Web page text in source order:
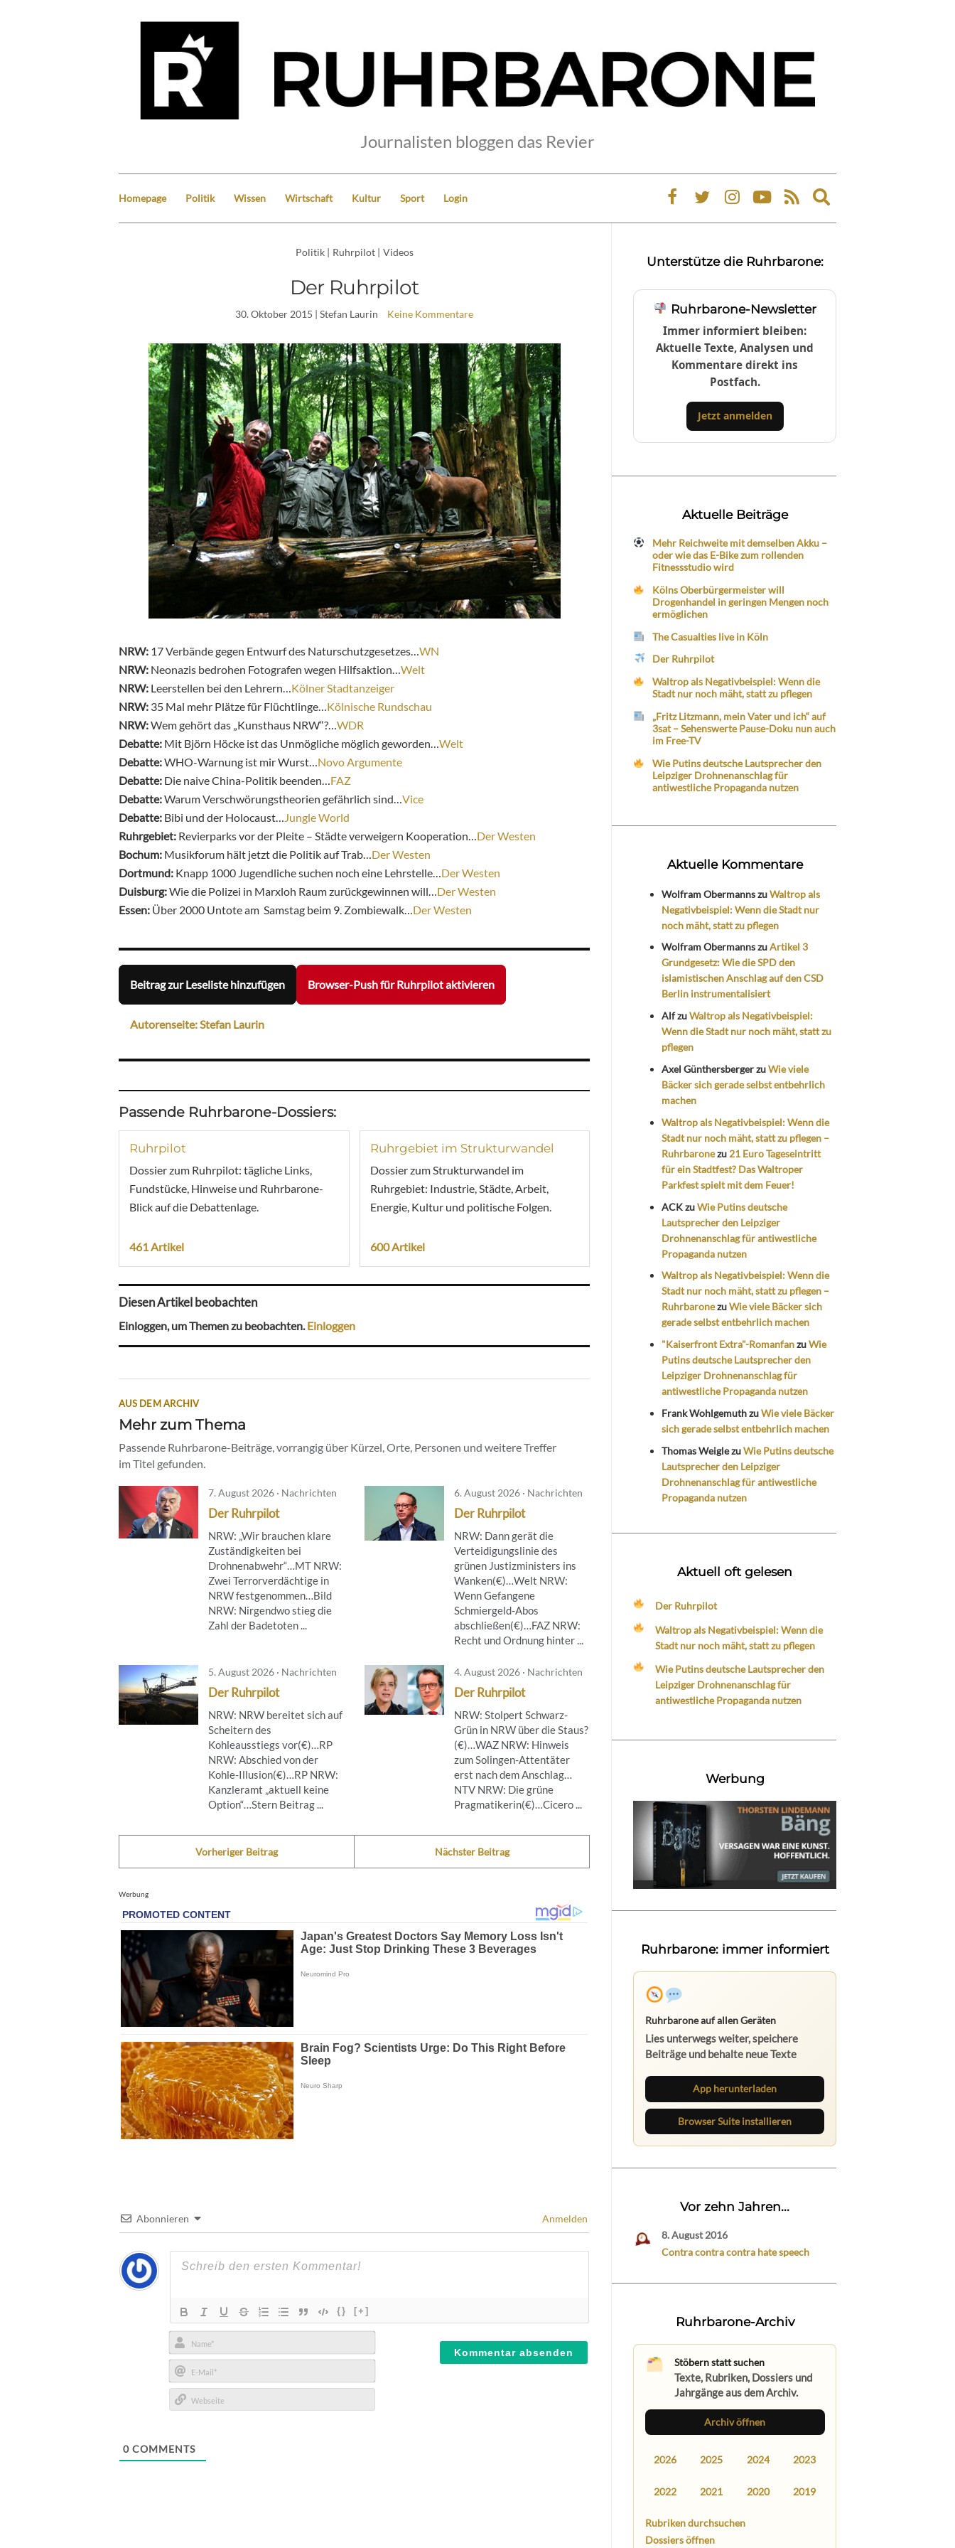
Journalisten bloggen das Revier
Homepage Politik Wissen Wirtschaft Kultur Sport Login
Expand
search
Politik | Ruhrpilot | Videos
Der Ruhrpilot
30. Oktober 2015 | Stefan Laurin Keine Kommentare
NRW: 17 Verbände gegen Entwurf des Naturschutzgesetzes… WN
NRW: Neonazis bedrohen Fotografen wegen Hilfsaktion… Welt
NRW: Leerstellen bei den Lehrern… Kölner Stadtanzeiger
NRW: 35 Mal mehr Plätze für Flüchtlinge… Kölnische Rundschau
NRW:Wem gehört das „Kunsthaus NRW“?… WDR
Debatte: Mit Björn Höcke ist das Unmögliche möglich geworden… Welt
Debatte:WHO-Warnung ist mir Wurst… Novo Argumente
Debatte: Die naive China-Politik beenden… FAZ
Debatte:Warum Verschwörungstheorien gefährlich sind… Vice
Debatte: Bibi und der ­Holocaust…
Jungle World
Ruhrgebiet: Revierparks vor der Pleite – Städte verweigern Kooperation… Der Westen
Bochum: Musikforum hält jetzt die Politik auf Trab… Der Westen
Dortmund: Knapp 1000 Jugendliche suchen noch eine Lehrstelle… Der Westen
Duisburg:Wie die Polizei in Marxloh Raum zurückgewinnen will… Der Westen
Essen: Über 2000 Untote am Samstag beim 9. Zombiewalk… Der Westen
Beitrag zur Leseliste hinzufügen Browser-Push für Ruhrpilot aktivieren
Autorenseite: Stefan Laurin
Passende Ruhrbarone-Dossiers:
Ruhrpilot
Dossier zum Ruhrpilot: tägliche Links,
Fundstücke, Hinweise und Ruhrbarone-
Blick auf die Debattenlage.
461 Artikel
Ruhrgebiet im Strukturwandel
Dossier zum Strukturwandel im
Ruhrgebiet: Industrie, Städte, Arbeit,
Energie, Kultur und politische Folgen.
600 Artikel
Diesen Artikel beobachten
Einloggen, um Themen zu beobachten.Einloggen
AUS DEM ARCHIV
Mehr zum Thema
Passende Ruhrbarone-Beiträge, vorrangig über Kürzel, Orte, Personen und weitere Treffer
im Titel gefunden.
7. August 2026 · Nachrichten
Der Ruhrpilot
NRW: „Wir brauchen klare
Zuständigkeiten bei
Drohnenabwehr“…MT NRW:
Zwei Terrorverdächtige in
NRW festgenommen…Bild
NRW: Nirgendwo stieg die
Zahl der Badetoten ...
6. August 2026 · Nachrichten
Der Ruhrpilot
NRW: Dann gerät die
Verteidigungslinie des
grünen Justizministers ins
Wanken(€)…Welt NRW:
Wenn Gefangene
Schmiergeld-Abos
abschließen(€)…FAZ NRW:
Recht und Ordnung hinter ...
5. August 2026 · Nachrichten
Der Ruhrpilot
NRW: NRW bereitet sich auf
Scheitern des
Kohleausstiegs vor(€)…RP
NRW: Abschied von der
Kohle-Illusion(€)…RP NRW:
Kanzleramt „aktuell keine
Option“…Stern Beitrag ...
4. August 2026 · Nachrichten
Der Ruhrpilot
NRW: Stolpert Schwarz-
Grün in NRW über die Staus?
(€)…WAZ NRW: Hinweis
zum Solingen-Attentäter
erst nach dem Anschlag…
NTV NRW: Die grüne
Pragmatikerin(€)…Cicero ...
Vorheriger Beitrag Nächster Beitrag
Werbung
Abonnieren Anmelden
{} [+]
Name*
E-
Mail*
0 COMMENTS
Unterstütze die Ruhrbarone:
Ruhrbarone-Newsletter
Immer informiert bleiben:
Aktuelle Texte, Analysen und
Kommentare direkt ins
Postfach.
Jetzt anmelden
Aktuelle Beiträge
Mehr Reichweite mit demselben Akku –
oder wie das E-Bike zum rollenden
Fitnessstudio wird
Kölns Oberbürgermeister will
Drogenhandel in geringen Mengen noch
ermöglichen
The Casualties live in Köln
Der Ruhrpilot
Waltrop als Negativbeispiel: Wenn die
Stadt nur noch mäht, statt zu pflegen
„Fritz Litzmann, mein Vater und ich“ auf
3sat – Sehenswerte Pause-Doku nun auch
im Free-TV
Wie Putins deutsche Lautsprecher den
Leipziger Drohnenanschlag für
antiwestliche Propaganda nutzen
Aktuelle Kommentare
Wolfram ObermannszuWaltrop als
Negativbeispiel: Wenn die Stadt nur
noch mäht, statt zu pflegen
Wolfram ObermannszuArtikel 3
Grundgesetz: Wie die SPD den
islamistischen Anschlag auf den CSD
Berlin instrumentalisiert
AlfzuWaltrop als Negativbeispiel:
Wenn die Stadt nur noch mäht, statt zu
pflegen
Axel GünthersbergerzuWie viele
Bäcker sich gerade selbst entbehrlich
machen
Waltrop als Negativbeispiel: Wenn die
Stadt nur noch mäht, statt zu pflegen –
Ruhrbaronezu 21 Euro Tageseintritt
für ein Stadtfest? Das Waltroper
Parkfest spielt mit dem Feuer!
ACKzuWie Putins deutsche
Lautsprecher den Leipziger
Drohnenanschlag für antiwestliche
Propaganda nutzen
Waltrop als Negativbeispiel: Wenn die
Stadt nur noch mäht, statt zu pflegen –
RuhrbaronezuWie viele Bäcker sich
gerade selbst entbehrlich machen
"Kaiserfront Extra"-RomanfanzuWie
Putins deutsche Lautsprecher den
Leipziger Drohnenanschlag für
antiwestliche Propaganda nutzen
Frank WohlgemuthzuWie viele Bäcker
sich gerade selbst entbehrlich machen
Thomas WeiglezuWie Putins deutsche
Lautsprecher den Leipziger
Drohnenanschlag für antiwestliche
Propaganda nutzen
Aktuell oft gelesen
Der Ruhrpilot
Waltrop als Negativbeispiel: Wenn die
Stadt nur noch mäht, statt zu pflegen
Wie Putins deutsche Lautsprecher den
Leipziger Drohnenanschlag für
antiwestliche Propaganda nutzen
Werbung
Ruhrbarone: immer informiert
Ruhrbarone auf allen Geräten
Lies unterwegs weiter, speichere
Beiträge und behalte neue Texte
App herunterladen
Browser Suite installieren
Vor zehn Jahren...
8. August 2016
Contra contra contra hate speech
Ruhrbarone-Archiv
Stöbern statt suchen
Texte, Rubriken, Dossiers und
Jahrgänge aus dem Archiv.
Archiv öffnen
2026 2025 2024 2023
2022 2021 2020 2019
Rubriken durchsuchen
Dossiers öffnen